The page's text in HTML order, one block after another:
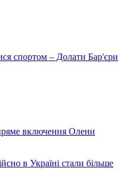
спортом – Долати Бар'єри
включення Олени